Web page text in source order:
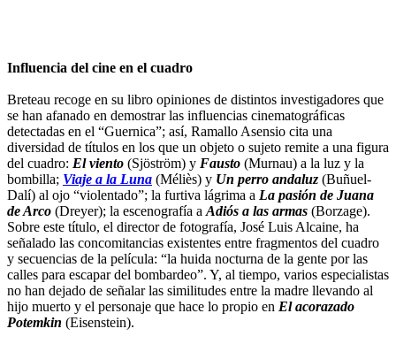
Influencia del cine en el cuadro
Breteau recoge en su libro opiniones de distintos investigadores que
se han afanado en demostrar las influencias cinematográficas
detectadas en el “Guernica”; así, Ramallo Asensio cita una
diversidad de títulos en los que un objeto o sujeto remite a una figura
del cuadro: El viento (Sjöström) y Fausto (Murnau) a la luz y la
bombilla; Viaje a la Luna (Méliès) y Un perro andaluz (Buñuel-
Dalí) al ojo “violentado”; la furtiva lágrima a La pasión de Juana
de Arco (Dreyer); la escenografía a Adiós a las armas (Borzage).
Sobre este título, el director de fotografía, José Luis Alcaine, ha
señalado las concomitancias existentes entre fragmentos del cuadro
y secuencias de la película: “la huida nocturna de la gente por las
calles para escapar del bombardeo”. Y, al tiempo, varios especialistas
no han dejado de señalar las similitudes entre la madre llevando al
hijo muerto y el personaje que hace lo propio en El acorazado
Potemkin (Eisenstein).